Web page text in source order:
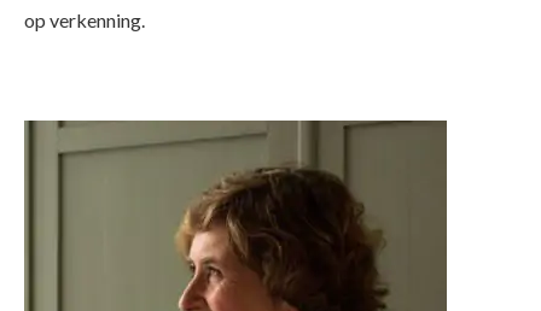
op verkenning.